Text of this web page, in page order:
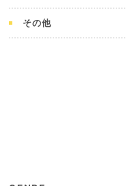
その他